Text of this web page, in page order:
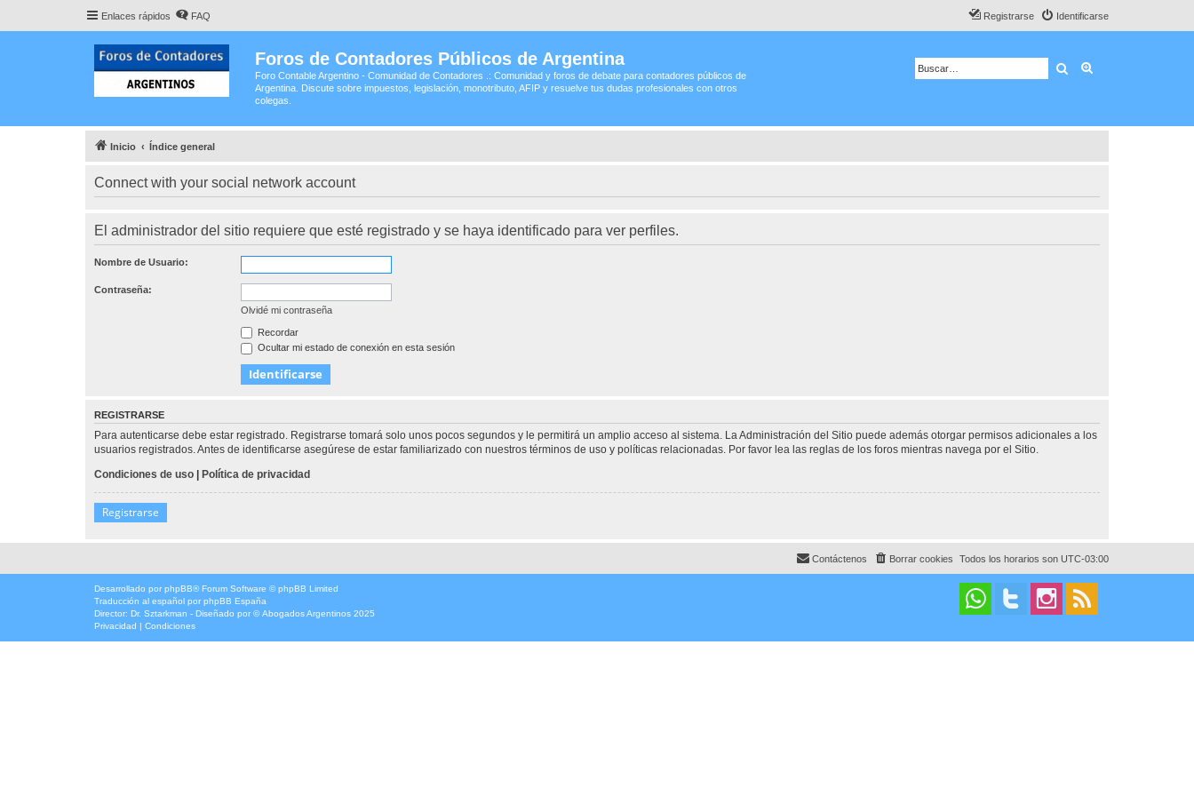
Enlaces rápidos FAQ Identificarse
Registrarse
Foros de Contadores Públicos de Argentina
Foro Contable Argentino - Comunidad de Contadores .: Comunidad y foros de debate para contadores públicos de
Argentina. Discute sobre impuestos, legislación, monotributo, AFIP y resuelve tus dudas profesionales con otros
colegas.
Buscar
Inicio Índice general
Connect with your social network account
El administrador del sitio requiere que esté registrado y se haya identificado para ver perfiles.
Nombre de Usuario:
Contraseña:
Olvidé mi contraseña
Recordar
Ocultar mi estado de conexión en esta sesión
REGISTRARSE
Para autenticarse debe estar registrado. Registrarse tomará solo unos pocos segundos y le permitirá un amplio acceso al sistema. La Administración del Sitio puede además otorgar permisos adicionales a los
usuarios registrados. Antes de identificarse asegúrese de estar familiarizado con nuestros términos de uso y políticas relacionadas. Por favor lea las reglas de los foros mientras navega por el Sitio.
Condiciones de uso
Política de privacidad
Registrarse
Todos los horarios son UTC-03:00
Borrar cookies
Contáctenos
Desarrollado por phpBB® Forum Software © phpBB Limited
Traducción al español por phpBB España
Director: Dr. Sztarkman - Diseñado por ©Abogados Argentinos 2025
Privacidad | Condiciones